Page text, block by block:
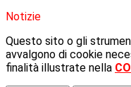
Notizie
Questo sito o gli
avvalgono di cookie
finalità illustrate nella